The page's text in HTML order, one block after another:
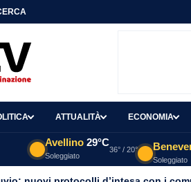
ATTUALITÀ ECONOMIA
Avellino 29°C
Soleggiato
36° / 20°
Soleggiato